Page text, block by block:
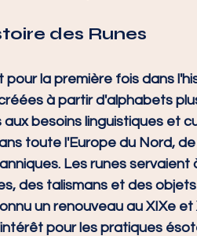
des Runes
pour la première fois dans
à partir d'alphabets
besoins linguistiques et
toute l'Europe du Nord,
Les runes
des talismans et des
un renouveau au XIXe
pour les pratiques